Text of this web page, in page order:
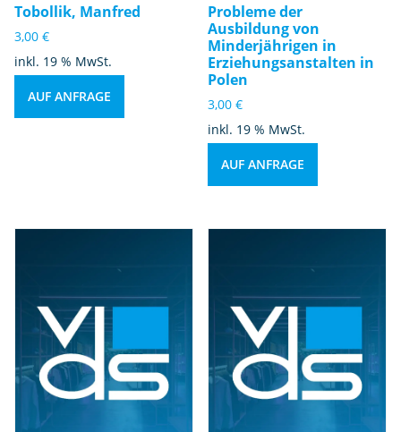
Tobollik, Manfred
3,00 €
inkl. 19 % MwSt.
AUF ANFRAGE
Probleme der
Ausbildung von
Minderjährigen in
Erziehungsanstalten in
Polen
3,00€
inkl. 19 % MwSt.
AUF ANFRAGE